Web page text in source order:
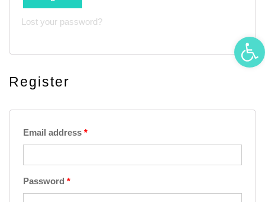
Lost your password?
Register
Email address *
Password *